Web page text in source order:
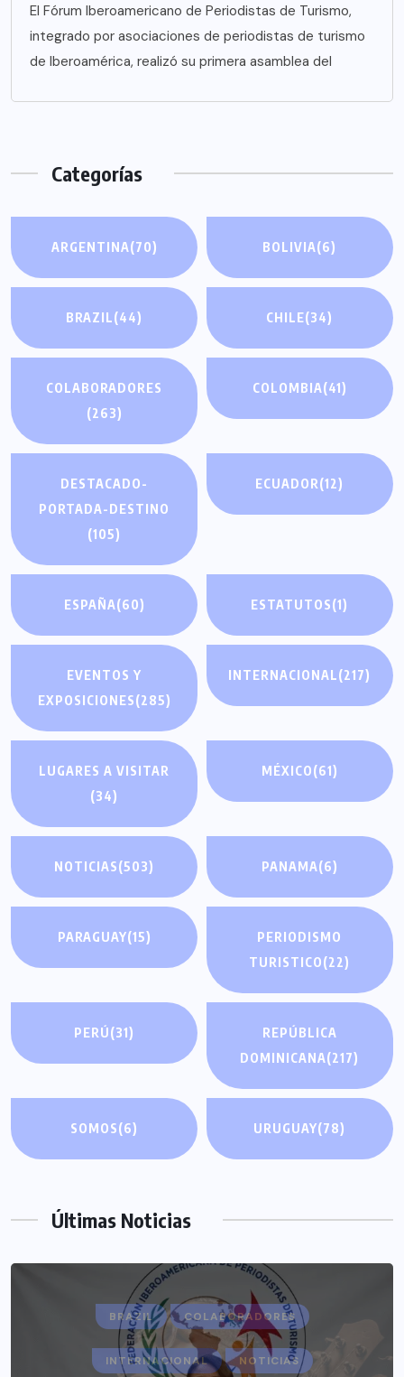
El Fórum Iberoamericano de Periodistas de Turismo,
integrado por asociaciones de periodistas de turismo
de Iberoamérica, realizó su primera asamblea del
Categorías
ARGENTINA(70) BOLIVIA(6)
BRAZIL(44) CHILE(34)
COLABORADORES
(263)
COLOMBIA(41)
DESTACADO-
PORTADA-DESTINO
(105)
ECUADOR(12)
ESPAÑA(60) ESTATUTOS(1)
EVENTOS Y
EXPOSICIONES(285)
INTERNACIONAL(217)
LUGARES A VISITAR
(34)
MÉXICO(61)
NOTICIAS(503) PANAMA(6)
PARAGUAY(15)
PERIODISMO
TURISTICO(22)
PERÚ(31)
REPÚBLICA
DOMINICANA(217)
SOMOS(6) URUGUAY(78)
Últimas Noticias